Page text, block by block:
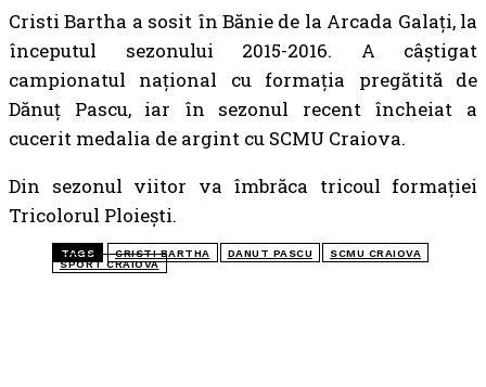
Cristi Bartha a sosit în Bănie de la Arcada Galaţi, la
începutul sezonului 2015-2016. A câștigat
campionatul național cu formația pregătită de
Dănuț Pascu, iar în sezonul recent încheiat a
cucerit medalia de argint cu SCMU Craiova.
Din sezonul viitor va îmbrăca tricoul formației
Tricolorul Ploiești.
TAGS CRISTI BARTHA DANUT PASCU
SCMU CRAIOVA
SPORT CRAIOVA